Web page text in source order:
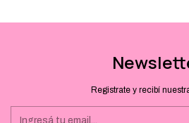
Registrate y recibí